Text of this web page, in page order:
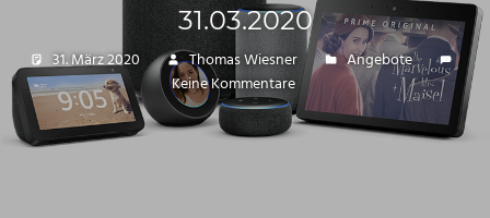
31.03.2020
31. März 2020 Thomas Wiesner
Angebote
Keine Kommentare